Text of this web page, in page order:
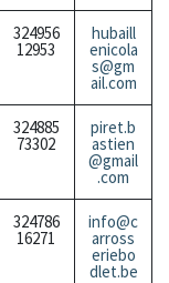
324956
12953
hubaill
enicola
s@gm
ail.com
324885
73302
piret.b
astien
@gmail
.com
324786
16271
info@c
arross
eriebo
dlet.be